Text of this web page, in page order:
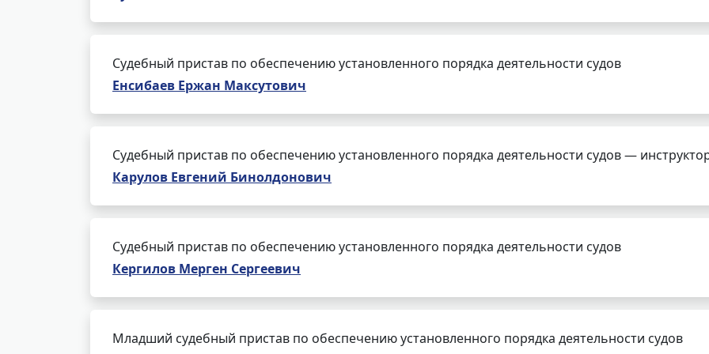
Судебный пристав по обеспечению установленного порядка деятельности судов
Енсибаев Ержан Максутович
Судебный пристав по обеспечению установленного порядка деятельности судов —
Карулов Евгений Бинолдонович
Судебный пристав по обеспечению установленного порядка деятельности судов
Кергилов Мерген Сергеевич
Младший судебный пристав по обеспечению установленного порядка деятельности судов